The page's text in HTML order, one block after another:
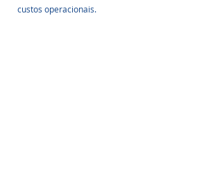
custos operacionais.